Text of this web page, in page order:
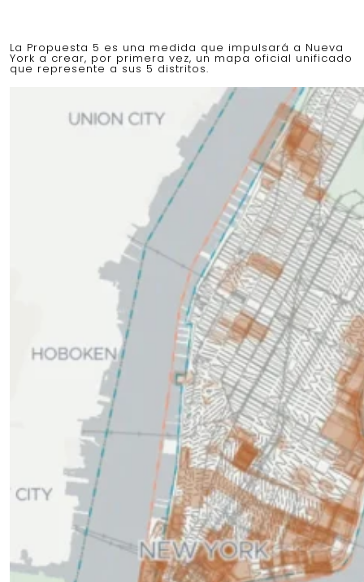
La Propuesta 5 es una medida que impulsará a Nueva
York a crear, por primera vez, un mapa oficial unificado
que represente a sus 5 distritos.